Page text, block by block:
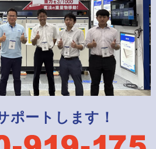
ポートします！